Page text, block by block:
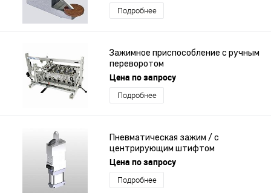
Подробнее
Зажимное приспособление с ручным
переворотом
Цена по запросу
Подробнее
Пневматическая зажим / с
центрирующим штифтом
Цена по запросу
Подробнее